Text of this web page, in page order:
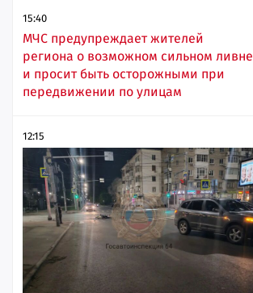
15:40
МЧС предупреждает жителей
региона о возможном сильном ливне
и просит быть осторожными при
передвижении по улицам
12:15